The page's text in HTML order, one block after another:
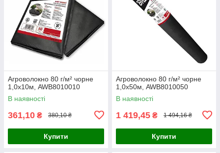
Агроволокно 80 г/м² чорне
1,0х10м, AWB8010010
В наявності
361,10 ₴ 380,10 ₴
Купити
Агроволокно 80 г/м² чорне
1,0х50м, AWB8010050
В наявності
1 419,45 ₴ 1 494,16 ₴
Купити